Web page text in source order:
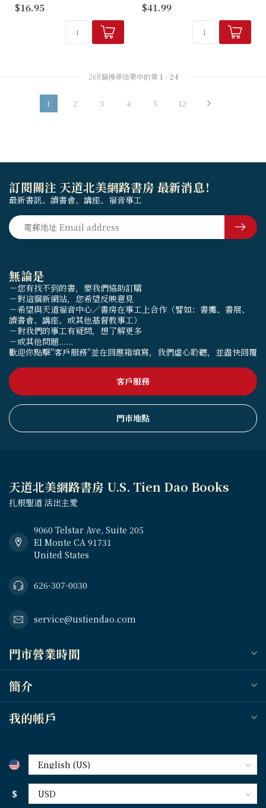
的教導時，你的內心會浮現出
哪位牧者的形像嗎？有沒有哪
位牧者會在我們歡呼雀躍的時
候，或對生活備感艱辛的時
$16.95
及如何在生活各範疇中實踐。
附52周讀經計畫，幫助讀者瞭
解聖經的領導與事奉原則，以
$41.99
268個搜尋結果中的第 1 - 24
1 2 3 4 5 12
無論是
－您有找不到的書，要我們協助訂購
－對這個新網站，您希望反映意見
－希望與天道福音中心／書房在事工上合作（譬如：書攤、書展、
讀書會、講座、或其他基督教事工）
－對我們的事工有疑問，想了解更多
－或其他問題......
歡迎你點擊"客戶服務"並在回應箱填寫，我們虛心聆聽，並盡快回覆
客戶服務
門市地點
訂閱關注 天道北美網路書房 最新消息！
最新書訊、讀書會、講座、福音事工
天道北美網路書房 U.S. Tien Dao Books
扎根聖道 活出主愛
9060 Telstar Ave, Suite 205
El Monte CA 91731
United States
626-307-0030
service@ustiendao.com
門市營業時間
簡介
我的帳戶
$